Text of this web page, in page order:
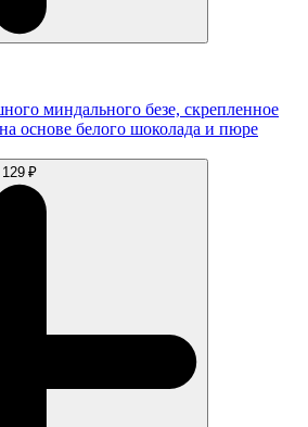
миндального безе, скрепленное
основе белого шоколада и пюре
129 ₽